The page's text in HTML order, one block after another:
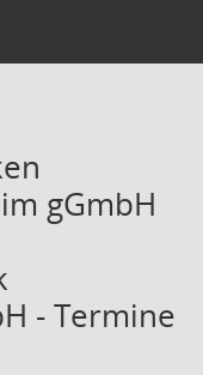
gGmbH
- Termine